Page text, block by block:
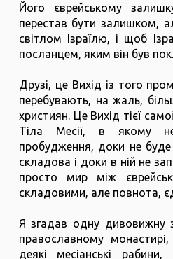
Його єврейському
перестав бути залишком,
світлом Ізраїлю, і щоб
посланцем, яким він був
Друзі, це Вихід із того
перебувають, на жаль,
християн. Це Вихід тієї
Тіла Месії, в якому
пробудження, доки не буде
складова і доки в ній не
просто мир між
складовими, але повнота,
Я згадав одну дивовижну
православному
деякі месіанські